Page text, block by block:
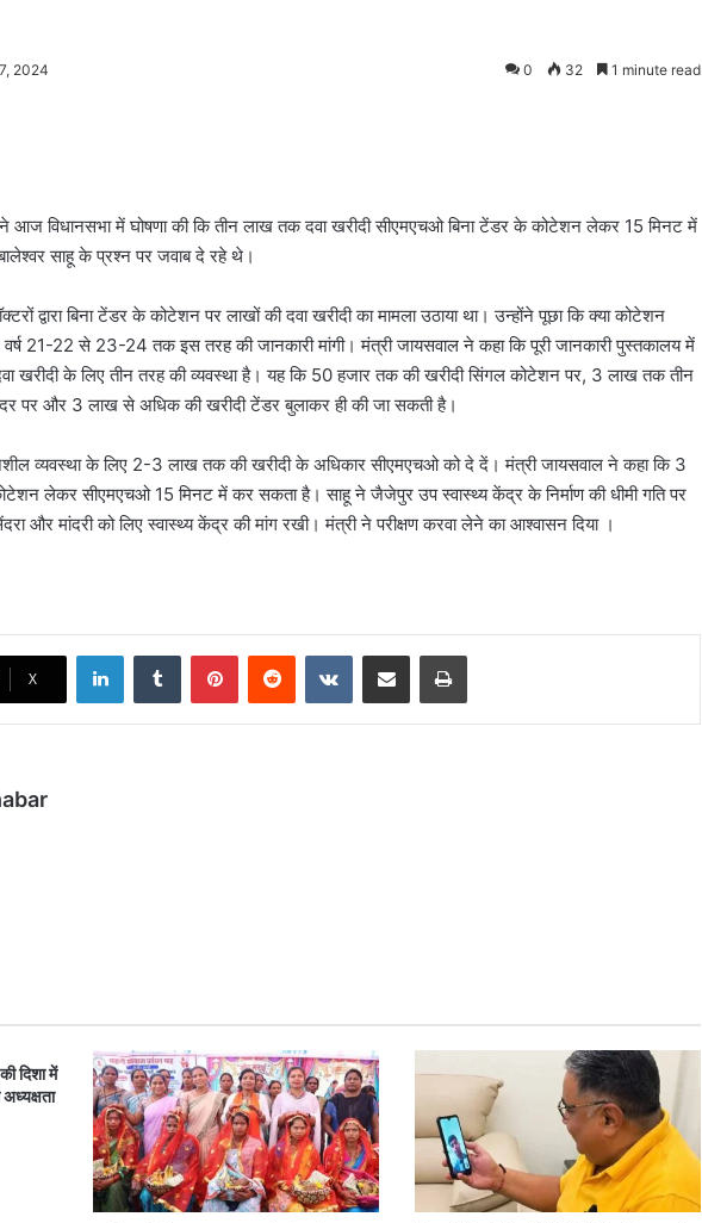
2024 0 32 1 minute read
ने आज विधानसभा में घोषणा की कि तीन लाख तक दवा खरीदी सीएमएचओ बिना टेंडर के कोटेशन लेकर 15 मिनट में
साहू के प्रश्न पर जवाब दे रहे थे।
द्वारा बिना टेंडर के कोटेशन पर लाखों की दवा खरीदी का मामला उठाया था। उन्होंने पूछा कि क्या कोटेशन
21-22 से 23-24 तक इस तरह की जानकारी मांगी। मंत्री जायसवाल ने कहा कि पूरी जानकारी पुस्तकालय में
खरीदी के लिए तीन तरह की व्यवस्था है। यह कि 50 हजार तक की खरीदी सिंगल कोटेशन पर, 3 लाख तक तीन
पर और 3 लाख से अधिक की खरीदी टेंडर बुलाकर ही की जा सकती है।
व्यवस्था के लिए 2-3 लाख तक की खरीदी के अधिकार सीएमएचओ को दे दें। मंत्री जायसवाल ने कहा कि 3
लेकर सीएमएचओ 15 मिनट में कर सकता है। साहू ने जैजेपुर उप स्वास्थ्य केंद्र के निर्माण की धीमी गति पर
और मांदरी को लिए स्वास्थ्य केंद्र की मांग रखी। मंत्री ने परीक्षण करवा लेने का आश्वासन दिया ।
X
LinkedInTumblr PinterestReddit VKontakteShare via Email Print
दिशा में